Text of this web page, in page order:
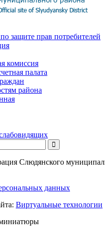
защите прав потребителей
комиссия
палата
района
Слюдянского
данных
Виртуальные технологии